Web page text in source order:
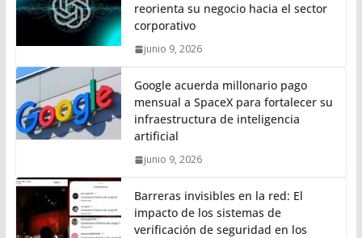
reorienta su negocio hacia el sector
corporativo
junio 9, 2026
Google acuerda millonario pago
mensual a SpaceX para fortalecer su
infraestructura de inteligencia
artificial
junio 9, 2026
Barreras invisibles en la red: El
impacto de los sistemas de
verificación de seguridad en los